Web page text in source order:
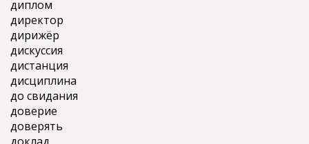
диплом
директор
дирижёр
дискуссия
дистанция
дисциплина
до свидания
доверие
доверять